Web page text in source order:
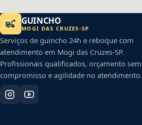
GUINCHO
MOGI DAS CRUZES-SP
Serviços de guincho 24h e reboque com
atendimento em Mogi das Cruzes-SP.
Profissionais qualificados, orçamento sem
compromisso e agilidade no atendimento.